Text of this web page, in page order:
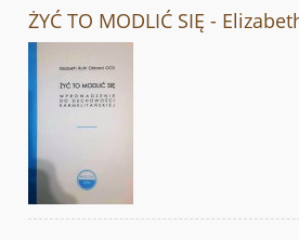
ŻYĆ TO MODLIĆ SIĘ -